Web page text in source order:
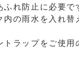
ふれ防止に必要で
の雨水を入れ替
ラップをご使用